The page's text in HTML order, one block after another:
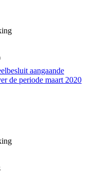
aangaande
de periode maart 2020